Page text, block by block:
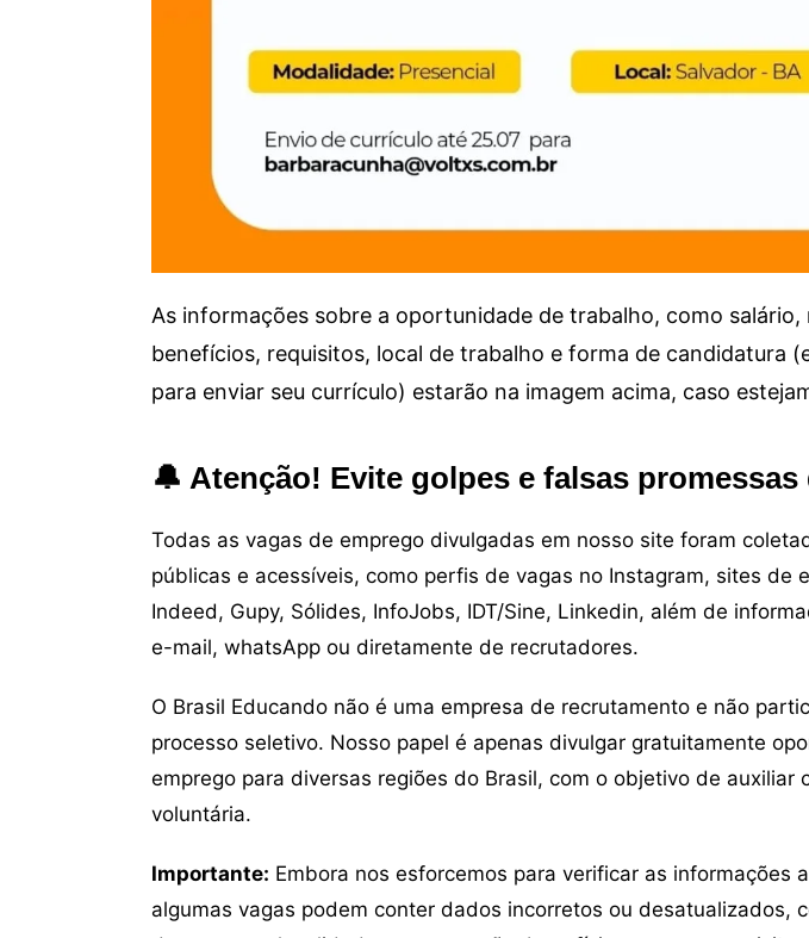
As informações sobre a oportunidade de trabalho, como salário,
benefícios, requisitos, local de trabalho e forma de candidatura
para enviar seu currículo) estarão na imagem acima, caso
🔔 Atenção! Evite golpes e falsas promessas
Todas as vagas de emprego divulgadas em nosso site foram
públicas e acessíveis, como perfis de vagas no Instagram, sites de
Indeed, Gupy, Sólides, InfoJobs, IDT/Sine, Linkedin, além de
e-mail, whatsApp ou diretamente de recrutadores.
O Brasil Educando não é uma empresa de recrutamento e não
processo seletivo. Nosso papel é apenas divulgar gratuitamente
emprego para diversas regiões do Brasil, com o objetivo de auxiliar
voluntária.
Importante: Embora nos esforcemos para verificar as informações
algumas vagas podem conter dados incorretos ou desatualizados,